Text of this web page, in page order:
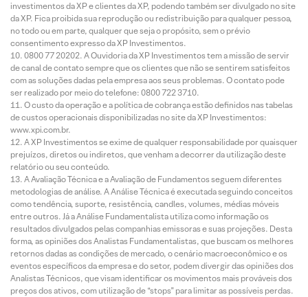
investimentos da XP e clientes da XP, podendo também ser divulgado no site
da XP. Fica proibida sua reprodução ou redistribuição para qualquer pessoa,
no todo ou em parte, qualquer que seja o propósito, sem o prévio
consentimento expresso da XP Investimentos.
0800 77 20202. A Ouvidoria da XP Investimentos tem a missão de servir
de canal de contato sempre que os clientes que não se sentirem satisfeitos
com as soluções dadas pela empresa aos seus problemas. O contato pode
ser realizado por meio do telefone: 0800 722 3710.
O custo da operação e a política de cobrança estão definidos nas tabelas
de custos operacionais disponibilizadas no site da XP Investimentos:
www.xpi.com.br.
A XP Investimentos se exime de qualquer responsabilidade por quaisquer
prejuízos, diretos ou indiretos, que venham a decorrer da utilização deste
relatório ou seu conteúdo.
A Avaliação Técnica e a Avaliação de Fundamentos seguem diferentes
metodologias de análise. A Análise Técnica é executada seguindo conceitos
como tendência, suporte, resistência, candles, volumes, médias móveis
entre outros. Já a Análise Fundamentalista utiliza como informação os
resultados divulgados pelas companhias emissoras e suas projeções. Desta
forma, as opiniões dos Analistas Fundamentalistas, que buscam os melhores
retornos dadas as condições de mercado, o cenário macroeconômico e os
eventos específicos da empresa e do setor, podem divergir das opiniões dos
Analistas Técnicos, que visam identificar os movimentos mais prováveis dos
preços dos ativos, com utilização de “stops” para limitar as possíveis perdas.